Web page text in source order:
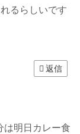
るらしいです
返信
は明日カレー食